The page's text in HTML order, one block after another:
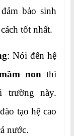
bảo sinh
tốt nhất.
: Nói đến hệ
non thì
trường này.
tạo hệ cao
nước.